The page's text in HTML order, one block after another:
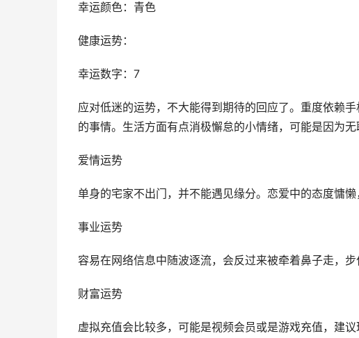
幸运颜色：青色
健康运势：
幸运数字：7
应对低迷的运势，不大能得到期待的回应了。重度依赖
的事情。生活方面有点消极懈怠的小情绪，可能是因为
爱情运势
单身的宅家不出门，并不能遇见缘分。恋爱中的态度慵懒
事业运势
容易在网络信息中随波逐流，会反过来被牵着鼻子走，步
财富运势
虚拟充值会比较多，可能是视频会员或是游戏充值，建议